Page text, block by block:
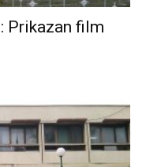
Prikazan film